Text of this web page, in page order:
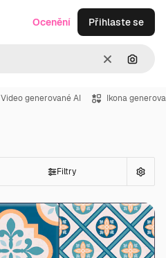
ZrušitHledat
Ocenění Přihlaste se
Video generované AI Ikona
Filtry